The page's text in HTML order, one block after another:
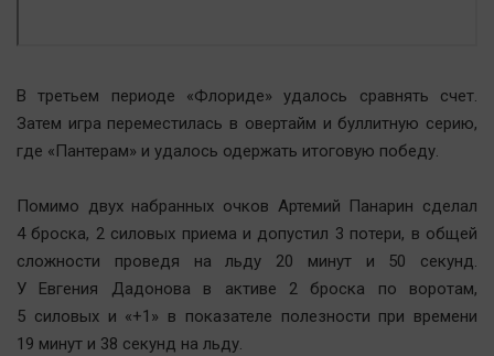
В третьем периоде «Флориде» удалось сравнять счет.
Затем игра переместилась в овертайм и буллитную серию,
где «Пантерам» и удалось одержать итоговую победу.
Помимо двух набранных очков Артемий Панарин сделал
4 броска, 2 силовых приема и допустил 3 потери, в общей
сложности проведя на льду 20 минут и 50 секунд.
У Евгения Дадонова в активе 2 броска по воротам,
5 силовых и «+1» в показателе полезности при времени
19 минут и 38 секунд на льду.